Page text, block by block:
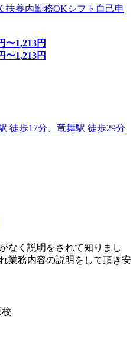
扶養内勤務OKシフト自己申
〜1,213円
〜1,213円
徒歩17分、竜舞駅 徒歩29分
なく説明をされて知りまし
業務内容の説明をして頂き安